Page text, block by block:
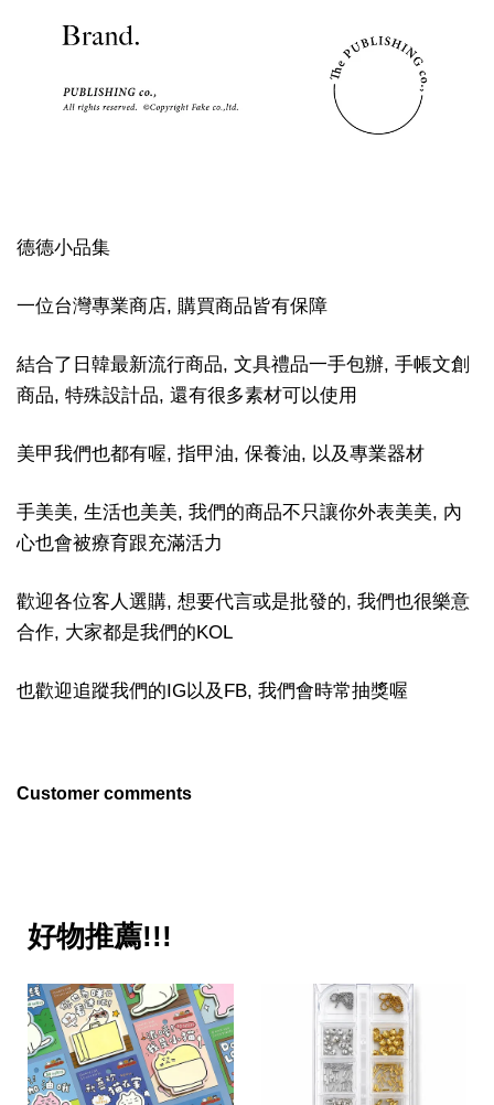
德德小品集
一位台灣專業商店, 購買商品皆有保障
結合了日韓最新流行商品, 文具禮品一手包辦, 手帳文創
商品, 特殊設計品, 還有很多素材可以使用
美甲我們也都有喔, 指甲油, 保養油, 以及專業器材
手美美, 生活也美美, 我們的商品不只讓你外表美美, 內
心也會被療育跟充滿活力
歡迎各位客人選購, 想要代言或是批發的, 我們也很樂意
合作, 大家都是我們的KOL
也歡迎追蹤我們的IG以及FB, 我們會時常抽獎喔
Customer comments
好物推薦!!!